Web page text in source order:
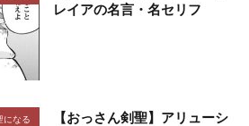
レイアの名言・名セリフ
になる
【おっさん剣聖】アリューシ